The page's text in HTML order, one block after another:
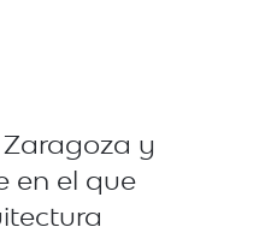
y
en el que